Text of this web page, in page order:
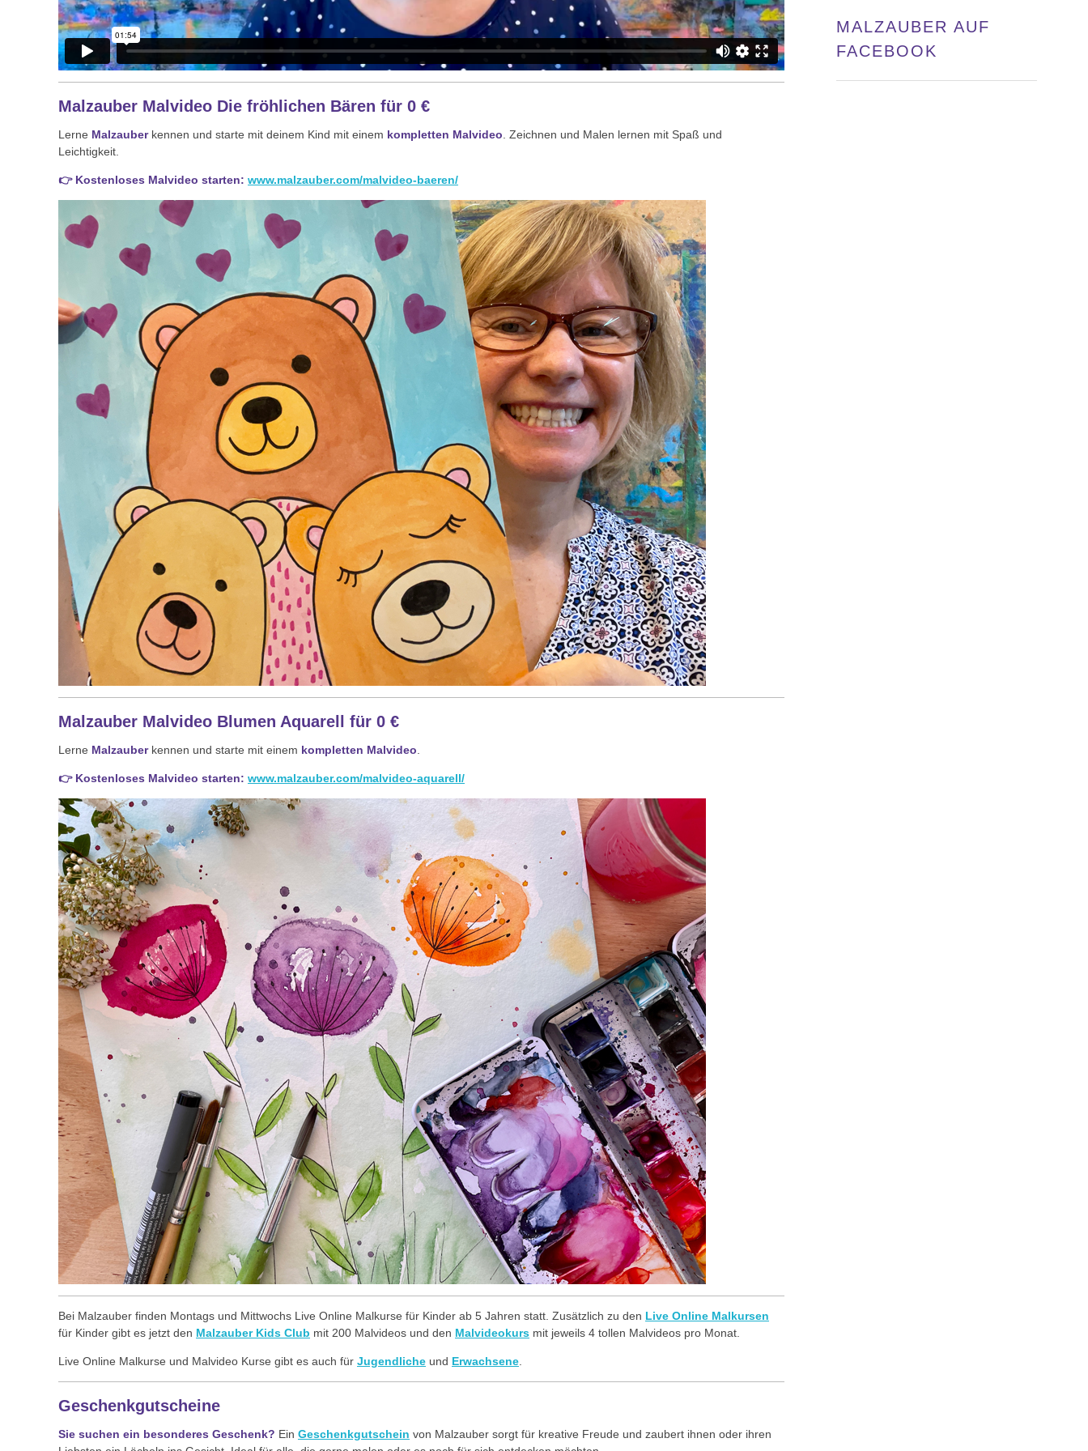
Malzauber Malvideo Die fröhlichen Bären für 0 €
Lerne Malzauberkennen und starte mit deinem Kind mit einem kompletten Malvideo . Zeichnen und Malen lernen mit Spaß und
Leichtigkeit.
👉 Kostenloses Malvideo starten: www.malzauber.com/malvideo-baeren/
Malzauber Malvideo Blumen Aquarell für 0 €
Lerne Malzauberkennen und starte mit einem kompletten Malvideo
👉 Kostenloses Malvideo starten: www.malzauber.com/malvideo-aquarell/
Bei Malzauber finden Montags und Mittwochs Live Online Malkurse für Kinder ab 5 Jahren statt. Zusätzlich zu den Live Online Malkursen
für Kinder gibt es jetzt den Malzauber Kids Club mit 200 Malvideos und den Malvideokurs mit jeweils 4 tollen Malvideos pro Monat.
Live Online Malkurse und Malvideo Kurse gibt es auch für Jugendliche und Erwachsene
Geschenkgutscheine
Sie suchen ein besonderes Geschenk? Ein Geschenkgutschein von Malzauber sorgt für kreative Freude und zaubert ihnen oder ihren
MALZAUBER AUF
FACEBOOK